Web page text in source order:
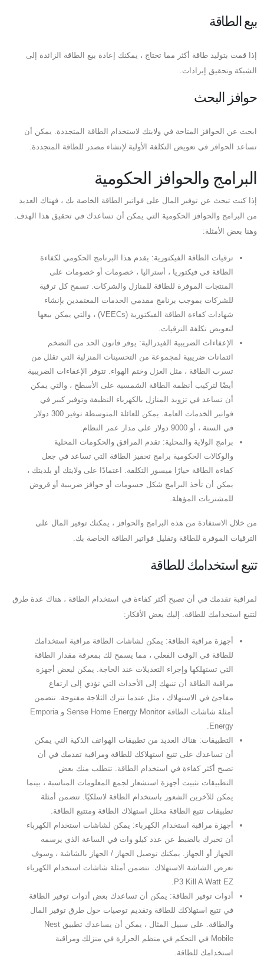
بيع الطاقة
إذا قمت بتوليد طاقة أكثر مما تحتاج ، يمكنك إعادة بيع الطاقة الزائدة إلى
الشبكة وتحقيق إيرادات.
حوافز البحث
ابحث عن الحوافز المتاحة في ولايتك لاستخدام الطاقة المتجددة. يمكن أن
تساعد الحوافز في تعويض التكلفة الأولية لإنشاء مصدر للطاقة المتجددة.
البرامج والحوافز الحكومية
إذا كنت تبحث عن توفير المال على فواتير الطاقة الخاصة بك ، فهناك العديد
من البرامج والحوافز الحكومية التي يمكن أن تساعدك في تحقيق هذا الهدف.
وهنا بعض الأمثلة:
ترقيات الطاقة الفيكتورية: يقدم هذا البرنامج الحكومي لكفاءة
الطاقة في فيكتوريا ، أستراليا ، خصومات أو خصومات على
المنتجات الموفرة للطاقة للمنازل والشركات. تسمح كل ترقية
للشركات بموجب برنامج مقدمي الخدمات المعتمدين بإنشاء
شهادات كفاءة الطاقة الفيكتورية (VEECs) ، والتي يمكن بيعها
لتعويض تكلفة الترقيات.
الإعفاءات الضريبية الفيدرالية: يوفر قانون الحد من التضخم
ائتمانات ضريبية لمجموعة من التحسينات المنزلية التي تقلل من
تسرب الطاقة ، مثل العزل وختم الهواء. تتوفر الإعفاءات الضريبية
أيضًا لتركيب أنظمة الطاقة الشمسية على الأسطح ، والتي يمكن
أن تساعد في تزويد المنازل بالكهرباء النظيفة وتوفير كبير في
فواتير الخدمات العامة. يمكن للعائلة المتوسطة توفير 300 دولار
في السنة ، أو 9000 دولار على مدار عمر النظام.
برامج الولاية والمحلية: تقدم المرافق والحكومات المحلية
والوكالات الحكومية برامج تحفيز الطاقة التي تساعد في جعل
كفاءة الطاقة خيارًا ميسور التكلفة. اعتمادًا على ولايتك أو بلديتك ،
يمكن أن تأخذ البرامج شكل حسومات أو حوافز ضريبية أو قروض
للمشتريات المؤهلة.
من خلال الاستفادة من هذه البرامج والحوافز ، يمكنك توفير المال على
الترقيات الموفرة للطاقة وتقليل فواتير الطاقة الخاصة بك.
تتبع استخدامك للطاقة
لمراقبة تقدمك في أن تصبح أكثر كفاءة في استخدام الطاقة ، هناك عدة طرق
لتتبع استخدامك للطاقة. إليك بعض الأفكار:
أجهزة مراقبة الطاقة: يمكن لشاشات الطاقة مراقبة استخدامك
للطاقة في الوقت الفعلي ، مما يسمح لك بمعرفة مقدار الطاقة
التي تستهلكها وإجراء التعديلات عند الحاجة. يمكن لبعض أجهزة
مراقبة الطاقة أن تنبهك إلى الأحداث التي تؤدي إلى ارتفاع
مفاجئ في الاستهلاك ، مثل عندما تترك الثلاجة مفتوحة. تتضمن
أمثلة شاشات الطاقة Sense Home Energy Monitor و Emporia
Energy.
التطبيقات: هناك العديد من تطبيقات الهواتف الذكية التي يمكن
أن تساعدك على تتبع استهلاكك للطاقة ومراقبة تقدمك في أن
تصبح أكثر كفاءة في استخدام الطاقة. تتطلب منك بعض
التطبيقات تثبيت أجهزة استشعار لجمع المعلومات المناسبة ، بينما
يمكن للآخرين الشعور باستخدام الطاقة لاسلكيًا. تتضمن أمثلة
تطبيقات تتبع الطاقة محلل استهلاك الطاقة ومتتبع الطاقة.
أجهزة مراقبة استخدام الكهرباء: يمكن لشاشات استخدام الكهرباء
أن تخبرك بالضبط عن عدد كيلو وات في الساعة الذي يرسمه
الجهاز أو الجهاز. يمكنك توصيل الجهاز / الجهاز بالشاشة ، وسوف
تعرض الشاشة الاستهلاك. تتضمن أمثلة شاشات استخدام الكهرباء
P3 Kill A Watt EZ.
أدوات توفير الطاقة: يمكن أن تساعدك بعض أدوات توفير الطاقة
في تتبع استهلاكك للطاقة وتقديم توصيات حول طرق توفير المال
والطاقة. على سبيل المثال ، يمكن أن يساعدك تطبيق Nest
Mobile في التحكم في منظم الحرارة في منزلك ومراقبة
استخدامك للطاقة.